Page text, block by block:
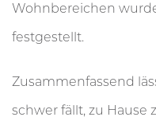
Wohnbereichen
festgestellt.
Zusammenfassend
schwer fällt, zu